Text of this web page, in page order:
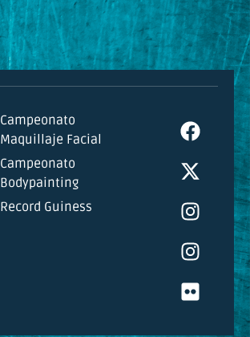
Campeonato
Maquillaje Facial
Campeonato
Bodypainting
Record Guiness